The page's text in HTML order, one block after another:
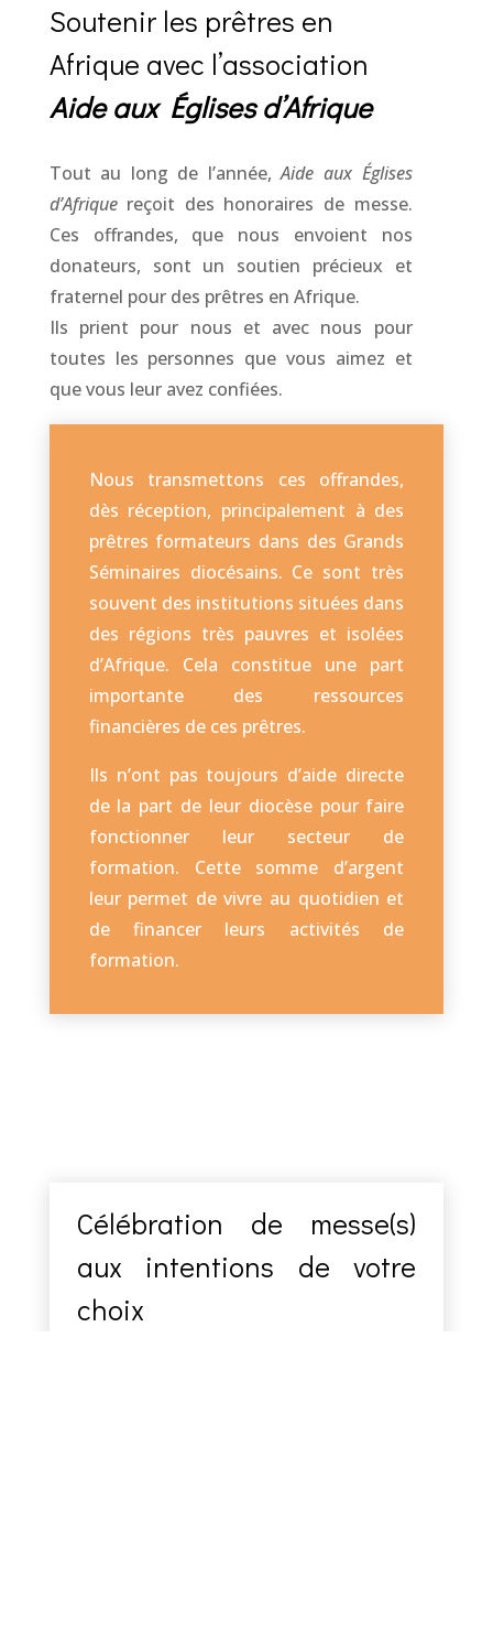
Soutenir les prêtres en
Afrique avec l’association
Aide aux Églises d’Afrique
Tout au long de l’année,Aide aux Églises
d’Afriquereçoit des honoraires de messe.
Ces offrandes, que nous envoient nos
donateurs, sont un soutien précieux et
fraternel pour des prêtres en Afrique.
Ils prient pour nous et avec nous pour
toutes les personnes que vous aimez et
que vous leur avez confiées.
Nous transmettons ces offrandes,
dès réception, principalement à des
prêtres formateurs dans des Grands
Séminaires diocésains. Ce sont très
souvent des institutions situées dans
des régions très pauvres et isolées
d’Afrique. Cela constitue une part
importante des ressources
financières de ces prêtres.
Ils n’ont pas toujours d’aide directe
de la part de leur diocèse pour faire
fonctionner leur secteur de
formation. Cette somme d’argent
leur permet de vivre au quotidien et
de financer leurs activités de
formation.
Célébration de messe(s)
aux intentions de votre
choix